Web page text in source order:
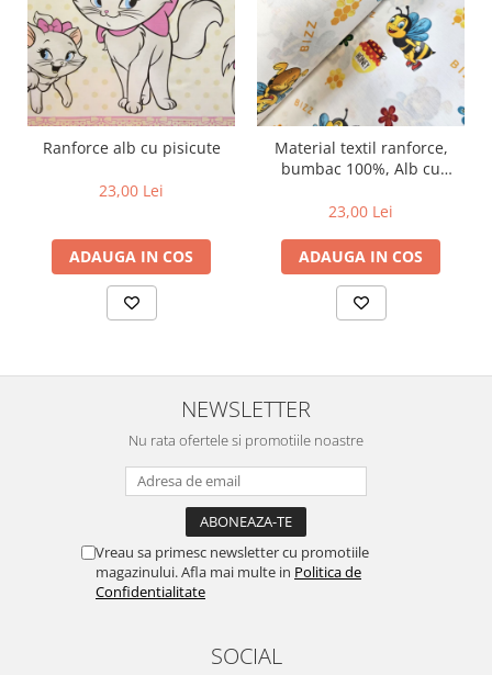
Ranforce alb cu pisicute
23,00 Lei
ADAUGA IN COS
Material textil ranforce,
bumbac 100%, Alb cu
23,00 Lei
ADAUGA IN COS
NEWSLETTER
Nu rata ofertele si promotiile noastre
Vreau sa primesc newsletter cu promotiile
magazinului. Afla mai multe in Politica de
Confidentialitate
SOCIAL